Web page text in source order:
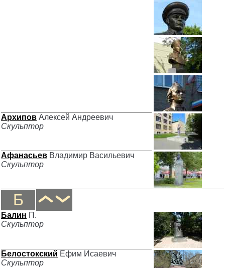
Архипов Алексей Андреевич
Скульптор
Афанасьев Владимир Васильевич
Скульптор
Б
Балин П.
Скульптор
Белостокский Ефим Исаевич
Скульптор